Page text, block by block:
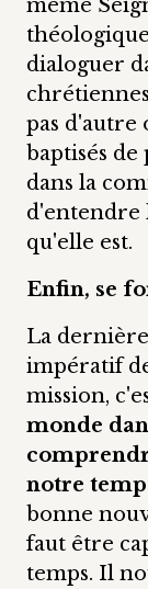
même
dialoguer
pas d'autre
baptisés
dans la
d'entendre
qu'elle est.
Enfin, se
La
impératif
mission,
monde
notre
bonne
faut être
temps. Il